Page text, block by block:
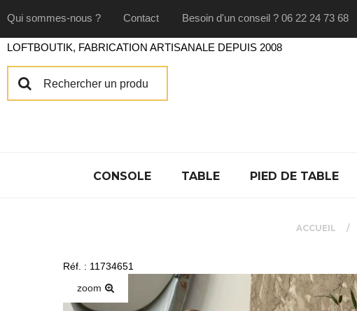
Qui sommes-nous ? Contact Besoin d'un conseil ? 06 22 24 73 68
CONSOLE TABLE PIED DE TABLE
ACCUEIL
Réf. : 11734651
zoom
LOFTBOUTIK, FABRICATION ARTISANALE DEPUIS 2008